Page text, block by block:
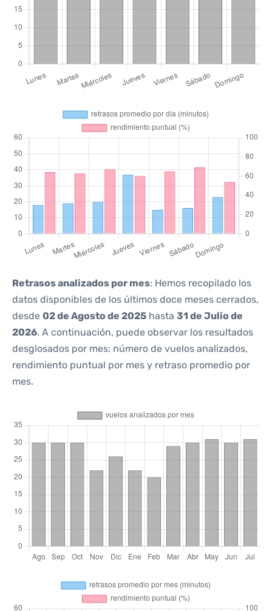
Retrasos analizados por mes: Hemos recopilado los
datos disponibles de los últimos doce meses cerrados,
desde 02 de Agosto de 2025 hasta 31 de Julio de
2026. A continuación, puede observar los resultados
desglosados por mes: número de vuelos analizados,
rendimiento puntual por mes y retraso promedio por
mes.